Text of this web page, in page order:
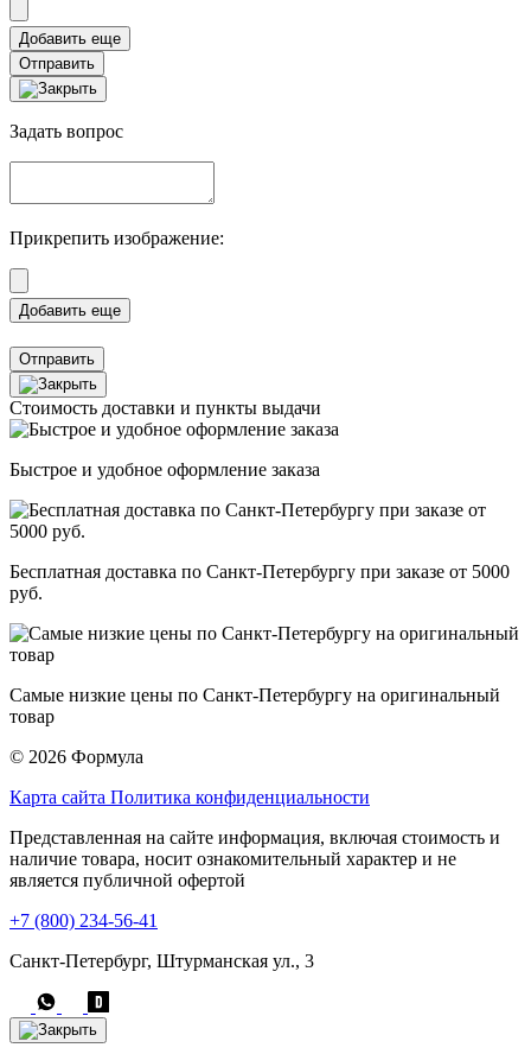
Отправить
Задать вопрос
Прикрепить изображение:
Отправить
Стоимость доставки и пункты выдачи
Быстрое и удобное оформление заказа
Бесплатная доставка по Санкт-Петербургу при заказе от 5000
руб.
Самые низкие цены по Санкт-Петербургу на оригинальный
товар
© 2026 Формула
Карта сайта Политика конфиденциальности
Представленная на сайте информация, включая стоимость и
наличие товара, носит ознакомительный характер и не
является публичной офертой
+7 (800) 234-56-41
Санкт-Петербург, Штурманская ул., 3